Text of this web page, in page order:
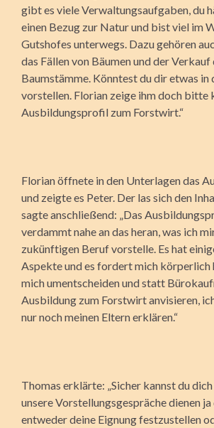
gibt es viele Verwaltungsaufgaben, du
einen Bezug zur Natur und bist viel im
Gutshofes unterwegs. Dazu gehören
das Fällen von Bäumen und der Verkauf
Baumstämme. Könntest du dir etwas in
vorstellen. Florian zeige ihm doch bitte
Ausbildungsprofil zum Forstwirt.“
Florian öffnete in den Unterlagen das
und zeigte es Peter. Der las sich den
sagte anschließend: „Das
verdammt nahe an das heran, was ich
zukünftigen Beruf vorstelle. Es hat
Aspekte und es fordert mich körperlich
mich umentscheiden und statt
Ausbildung zum Forstwirt anvisieren,
nur noch meinen Eltern erklären.“
Thomas erklärte: „Sicher kannst du
unsere Vorstellungsgespräche dienen
entweder deine Eignung festzustellen